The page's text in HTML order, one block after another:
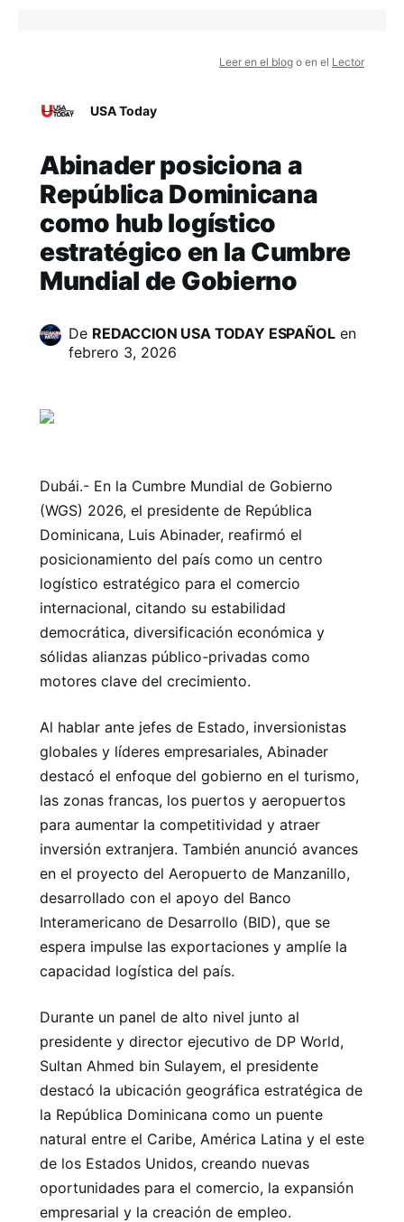
Leer en el blog o en el Lector
USA Today
Abinader posiciona a
República Dominicana
como hub logístico
estratégico en la Cumbre
Mundial de Gobierno
De REDACCION USA TODAY ESPAÑOLen
febrero 3, 2026
Dubái.- En la Cumbre Mundial de Gobierno
(WGS) 2026, el presidente de República
Dominicana, Luis Abinader, reafirmó el
posicionamiento del país como un centro
logístico estratégico para el comercio
internacional, citando su estabilidad
democrática, diversificación económica y
sólidas alianzas público-privadas como
motores clave del crecimiento.
Al hablar ante jefes de Estado, inversionistas
globales y líderes empresariales, Abinader
destacó el enfoque del gobierno en el turismo,
las zonas francas, los puertos y aeropuertos
para aumentar la competitividad y atraer
inversión extranjera. También anunció avances
en el proyecto del Aeropuerto de Manzanillo,
desarrollado con el apoyo del Banco
Interamericano de Desarrollo (BID), que se
espera impulse las exportaciones y amplíe la
capacidad logística del país.
Durante un panel de alto nivel junto al
presidente y director ejecutivo de DP World,
Sultan Ahmed bin Sulayem, el presidente
destacó la ubicación geográfica estratégica de
la República Dominicana como un puente
natural entre el Caribe, América Latina y el este
de los Estados Unidos, creando nuevas
oportunidades para el comercio, la expansión
empresarial y la creación de empleo.